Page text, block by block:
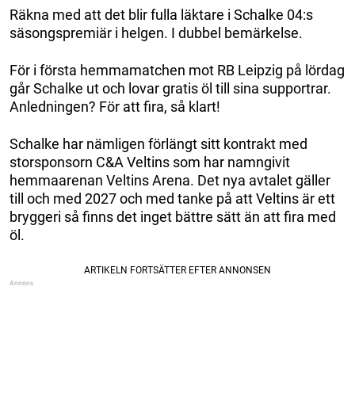
Räkna med att det blir fulla läktare i Schalke 04:s
säsongspremiär i helgen. I dubbel bemärkelse.
För i första hemmamatchen mot RB Leipzig på lördag
går Schalke ut och lovar gratis öl till sina supportrar.
Anledningen? För att fira, så klart!
Schalke har nämligen förlängt sitt kontrakt med
storsponsorn C&A Veltins som har namngivit
hemmaarenan Veltins Arena. Det nya avtalet gäller
till och med 2027 och med tanke på att Veltins är ett
bryggeri så finns det inget bättre sätt än att fira med
öl.